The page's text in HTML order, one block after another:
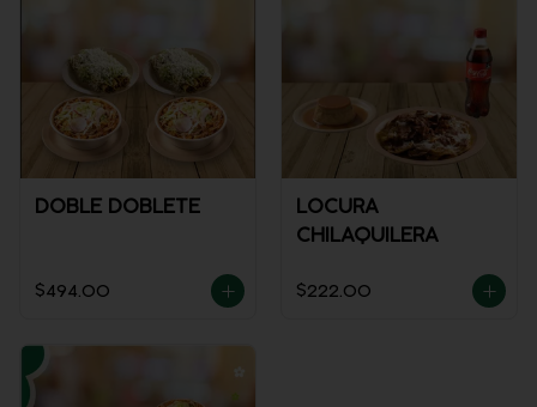
DOBLE DOBLETE
$494.00
LOCURA
CHILAQUILERA
$222.00